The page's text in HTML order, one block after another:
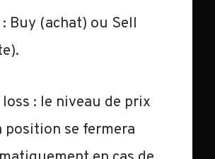
: Buy (achat) ou Sell
: le niveau de prix
position se fermera